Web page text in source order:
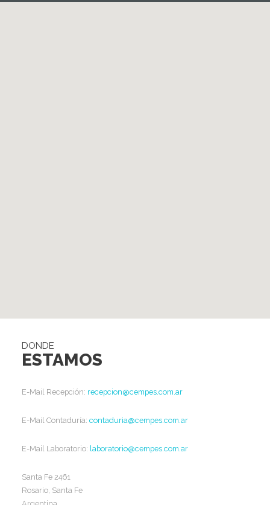
DONDE
ESTAMOS
E-Mail Recepción: recepcion@cempes.com.ar
E-Mail Contaduría: contaduria@cempes.com.ar
E-Mail Laboratorio: laboratorio@cempes.com.ar
Santa Fe 2461
Rosario, Santa Fe